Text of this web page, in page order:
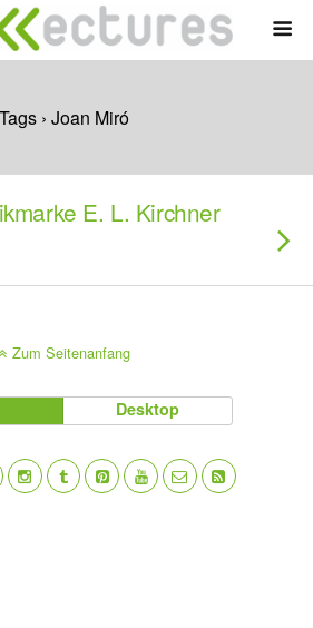
Tags › Joan Miró
E. L. Kirchner
Zum Seitenanfang
Desktop